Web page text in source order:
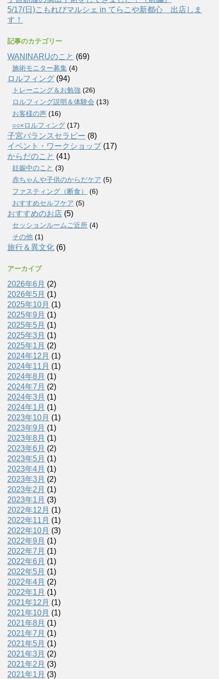
5/17(日)こもれびマルシェ in てらこや新都心 出店しま
す！
記事のカテゴリー
WANINARUのこと (69)
施術モニター募集 (4)
ロルフィング (94)
トレーニング＆お勉強 (26)
ロルフィング説明＆体験会 (13)
お客様の声 (16)
○○×ロルフィング (17)
子宮バランスセラピー (8)
イベント・ワークショップ(17)
からだのこと (41)
妊娠中のこと (3)
赤ちゃんや子供のからだケア (5)
ファスティング（断食）
(6)
おすすめセルフケア (5)
おすすめのお店 (5)
セッションルームご近所 (4)
その他 (1)
旅行＆異文化 (6)
アーカイブ
2026年6月 (2)
2026年5月 (1)
2025年10月 (1)
2025年9月 (1)
2025年5月 (1)
2025年3月 (1)
2025年1月 (2)
2024年12月 (1)
2024年11月 (1)
2024年8月 (1)
2024年7月 (2)
2024年3月 (1)
2024年1月 (1)
2023年10月 (1)
2023年9月 (1)
2023年8月 (1)
2023年6月 (2)
2023年5月 (1)
2023年4月 (1)
2023年3月 (2)
2023年2月 (1)
2023年1月 (3)
2022年12月 (1)
2022年11月 (1)
2022年10月 (3)
2022年9月 (1)
2022年7月 (1)
2022年6月 (1)
2022年5月 (1)
2022年4月 (2)
2022年1月 (1)
2021年12月 (1)
2021年10月 (1)
2021年8月 (1)
2021年7月 (1)
2021年5月 (1)
2021年3月 (2)
2021年2月 (3)
2021年1月 (3)